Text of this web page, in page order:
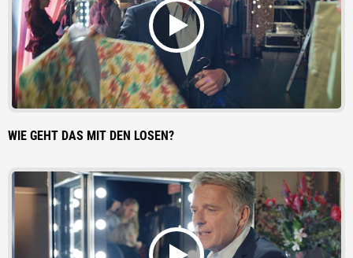
WIE GEHT DAS MIT DEN LOSEN?